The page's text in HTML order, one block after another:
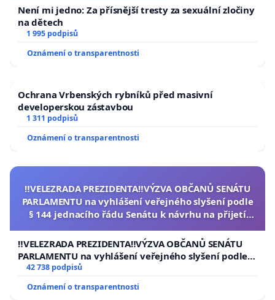
Není mi jedno: Za přísnější tresty za sexuální zločiny
na dětech
1 995 podpisů
Oznámení o transparentnosti
Ochrana Vrbenských rybníků před masivní
developerskou zástavbou
1 311 podpisů
Oznámení o transparentnosti
‼️VELEZRADA PREZIDENTA‼️VÝZVA OBČANŮ SENÁTU
PARLAMENTU na vyhlášení veřejného slyšení podle
§ 144 jednacího řádu Senátu k návrhu na přijetí
republiky
‼️VELEZRADA PREZIDENTA‼️VÝZVA OBČANŮ SENÁTU
PARLAMENTU na vyhlášení veřejného slyšení podle §
144 jednacího řádu Senátu k návrhu na přijetí
usnesení k podání ústavní žaloby na prezidenta
republiky
42 738 podpisů
Oznámení o transparentnosti